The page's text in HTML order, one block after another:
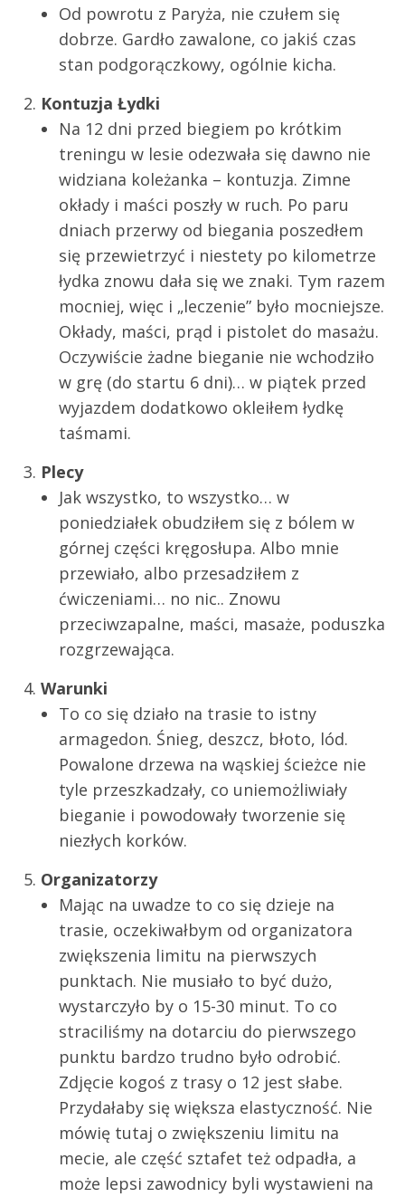
Od powrotu z Paryża, nie czułem się
dobrze. Gardło zawalone, co jakiś czas
stan podgorączkowy, ogólnie kicha.
Kontuzja Łydki
Na 12 dni przed biegiem po krótkim
treningu w lesie odezwała się dawno nie
widziana koleżanka – kontuzja. Zimne
okłady i maści poszły w ruch. Po paru
dniach przerwy od biegania poszedłem
się przewietrzyć i niestety po kilometrze
łydka znowu dała się we znaki. Tym razem
mocniej, więc i „leczenie” było mocniejsze.
Okłady, maści, prąd i pistolet do masażu.
Oczywiście żadne bieganie nie wchodziło
w grę (do startu 6 dni)… w piątek przed
wyjazdem dodatkowo okleiłem łydkę
taśmami.
Plecy
Jak wszystko, to wszystko… w
poniedziałek obudziłem się z bólem w
górnej części kręgosłupa. Albo mnie
przewiało, albo przesadziłem z
ćwiczeniami… no nic.. Znowu
przeciwzapalne, maści, masaże, poduszka
rozgrzewająca.
Warunki
To co się działo na trasie to istny
armagedon. Śnieg, deszcz, błoto, lód.
Powalone drzewa na wąskiej ścieżce nie
tyle przeszkadzały, co uniemożliwiały
bieganie i powodowały tworzenie się
niezłych korków.
Organizatorzy
Mając na uwadze to co się dzieje na
trasie, oczekiwałbym od organizatora
zwiększenia limitu na pierwszych
punktach. Nie musiało to być dużo,
wystarczyło by o 15-30 minut. To co
straciliśmy na dotarciu do pierwszego
punktu bardzo trudno było odrobić.
Zdjęcie kogoś z trasy o 12 jest słabe.
Przydałaby się większa elastyczność. Nie
mówię tutaj o zwiększeniu limitu na
mecie, ale część sztafet też odpadła, a
może lepsi zawodnicy byli wystawieni na